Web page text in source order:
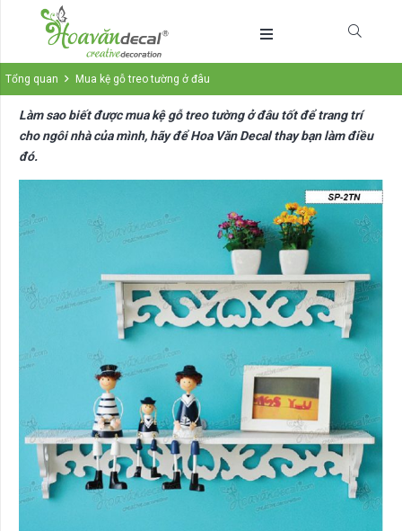
Tổng quan Mua kệ gỗ treo tường ở đâu
Làm sao biết được mua kệ gỗ treo tường ở đâu tốt để trang trí
cho ngôi nhà của mình, hãy để Hoa Văn Decal thay bạn làm điều
đó.